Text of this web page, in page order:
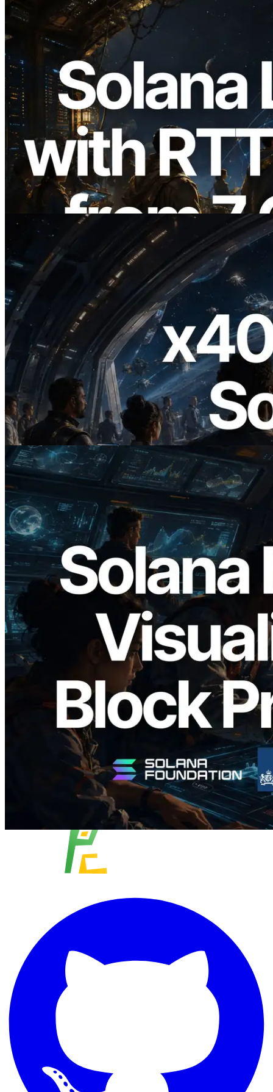
2026.08.05
ERPC 擴展 Solana Leader Slot API：新
增全球 7 個區域的 Ping 測量 —
Validators Information API 同步上線
2026.07.04
ERPC 發布支援 x402 支付的 Solana RPC
— AI Agent 按需為 API 付款的時代開啟
閱讀此文章
2026.05.24
Validators Solutions 釋出 Solana Block
Analyzer — 以 slot 為單位視覺化區塊生
成時間與負責驗證者